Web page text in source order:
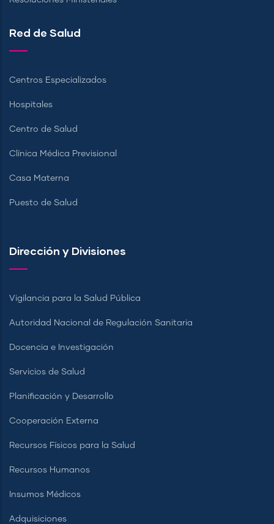
Red de Salud
Centros Especializados
Hospitales
Centro de Salud
Clínica Médica Previsional
Casa Materna
Puesto de Salud
Dirección y Divisiones
Vigilancia para la Salud Pública
Autoridad Nacional de Regulación Sanitaria
Docencia e Investigación
Servicios de Salud
Planificación y Desarrollo
Cooperación Externa
Recursos Físicos para la Salud
Recursos Humanos
Insumos Médicos
Adquisiciones